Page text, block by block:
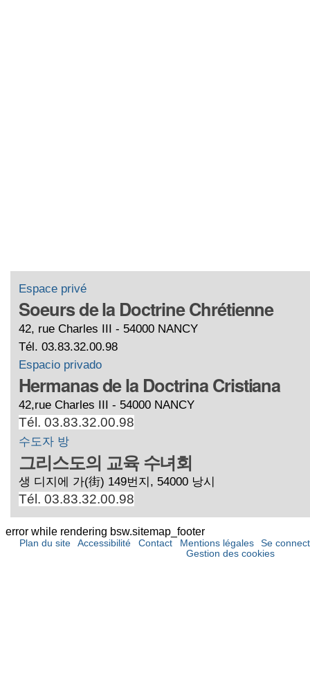
Espace privé
Soeurs de la Doctrine Chrétienne
42, rue Charles III - 54000 NANCY
Tél. 03.83.32.00.98
Espacio privado
Hermanas de la Doctrina Cristiana
42,rue Charles III - 54000 NANCY
Tél. 03.83.32.00.98
수도자 방
그리스도의 교육 수녀회
생 디지에 가(街) 149번지, 54000 낭시
Tél. 03.83.32.00.98
error while rendering bsw.sitemap_footer
Plan du site Accessibilité Contact Mentions légales
Se
Gestion des cookies